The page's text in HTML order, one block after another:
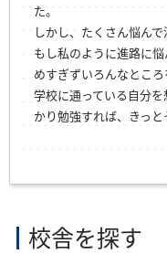
た。
しかし、たくさん悩ん
もし私のように進路に
めすぎずいろんなとこ
学校に通っている自分を
かり勉強すれば、きっと
校舎を探す